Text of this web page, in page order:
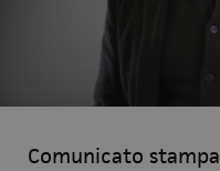
Comunicato stampa